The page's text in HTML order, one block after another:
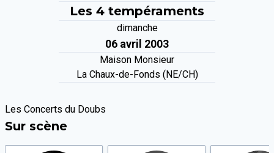
Les 4 tempéraments
dimanche
06 avril 2003
Maison Monsieur
La Chaux-de-Fonds (NE/CH)
Les Concerts du Doubs
Sur scène